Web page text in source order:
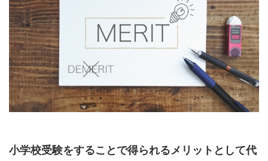
小学校受験をすることで得られるメリットとして代